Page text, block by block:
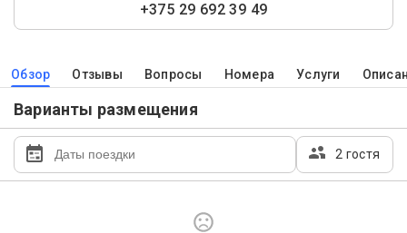
+375 29 692 39 49
Обзор Отзывы Вопросы Номера Услуги
Варианты размещения
2 гостя